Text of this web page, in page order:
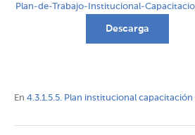
Plan-de-Trabajo-Institucional-
Descarga
En 4.3.1.5.5. Plan institucional capacitación